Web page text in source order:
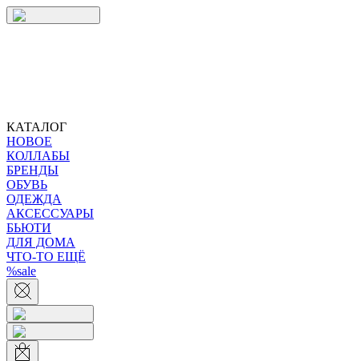
КАТАЛОГ
НОВОЕ
КОЛЛАБЫ
БРЕНДЫ
ОБУВЬ
ОДЕЖДА
АКСЕССУАРЫ
БЬЮТИ
ДЛЯ ДОМА
ЧТО-ТО ЕЩЁ
%sale